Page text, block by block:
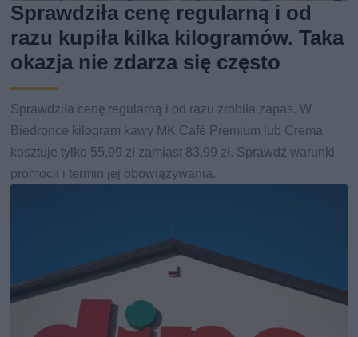
Sprawdziła cenę regularną i od
razu kupiła kilka kilogramów. Taka
okazja nie zdarza się często
Sprawdziła cenę regularną i od razu zrobiła zapas. W
Biedronce kilogram kawy MK Café Premium lub Crema
kosztuje tylko 55,99 zł zamiast 83,99 zł. Sprawdź warunki
promocji i termin jej obowiązywania.